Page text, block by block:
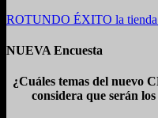
ROTUNDO ÉXITO la
NUEVA Encuesta
¿Cuáles temas del nuevo
considera que serán